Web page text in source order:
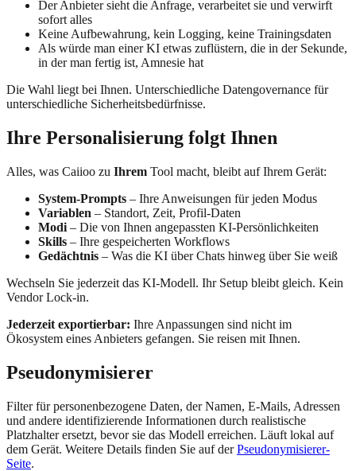
Der Anbieter sieht die Anfrage, verarbeitet sie und verwirft
sofort alles
Keine Aufbewahrung, kein Logging, keine Trainingsdaten
Als würde man einer KI etwas zuflüstern, die in der Sekunde,
in der man fertig ist, Amnesie hat
Die Wahl liegt bei Ihnen. Unterschiedliche Datengovernance für
unterschiedliche Sicherheitsbedürfnisse.
Ihre Personalisierung folgt Ihnen
Alles, was Caiioo zu Ihrem Tool macht, bleibt auf Ihrem Gerät:
System-Prompts – Ihre Anweisungen für jeden Modus
Variablen – Standort, Zeit, Profil-Daten
Modi – Die von Ihnen angepassten KI-Persönlichkeiten
Skills – Ihre gespeicherten Workflows
Gedächtnis – Was die KI über Chats hinweg über Sie weiß
Wechseln Sie jederzeit das KI-Modell. Ihr Setup bleibt gleich. Kein
Vendor Lock-in.
Jederzeit exportierbar: Ihre Anpassungen sind nicht im
Ökosystem eines Anbieters gefangen. Sie reisen mit Ihnen.
Pseudonymisierer
Filter für personenbezogene Daten, der Namen, E-Mails, Adressen
und andere identifizierende Informationen durch realistische
Platzhalter ersetzt, bevor sie das Modell erreichen. Läuft lokal auf
dem Gerät. Weitere Details finden Sie auf derPseudonymisierer-
Seite.